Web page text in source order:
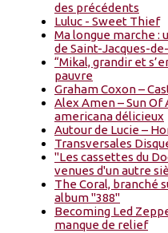
des précédents
Luluc - Sweet Thief
Ma longue marche :
de Saint-Jacques-
“Mikal, grandir et
pauvre
Graham Coxon –
Alex Amen – Sun
americana délicieux
Autour de Lucie –
Transversales
"Les cassettes du
venues d'un autre
The Coral, branché
album "388"
Becoming Led
manque de relief